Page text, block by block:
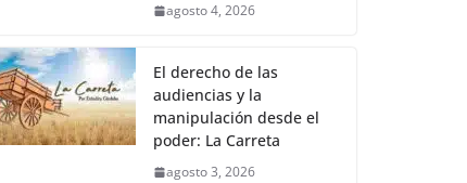
agosto 4, 2026
El derecho de las
audiencias y la
manipulación desde el
poder: La Carreta
agosto 3, 2026